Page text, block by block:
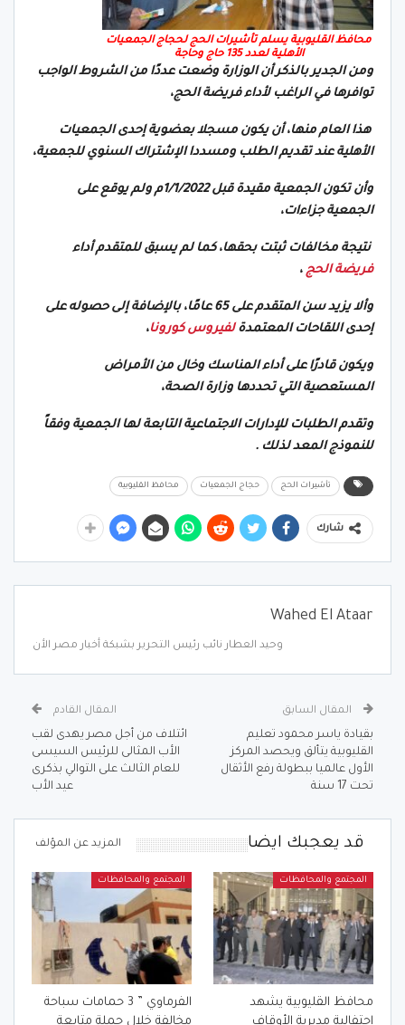
محافظ القليوبية يسلم تأشيرات الحج لحجاج الجمعيات
الأهلية لعدد 135 حاج وحاجة
ومن الجدير بالذكر أن الوزارة وضعت عددًا من الشروط الواجب
توافرها في الراغب لأداء فريضة الحج،
هذا العام منها، أن يكون مسجلا بعضوية إحدى الجمعيات
الأهلية عند تقديم الطلب ومسددا الإشتراك السنوي للجمعية،
وأن تكون الجمعية مقيدة قبل 1/1/2022م ولم يوقع على
الجمعية جزاءات،
نتيجة مخالفات ثبتت بحقها، كما لم يسبق للمتقدم أداء
فريضة الحج ،
وألا يزيد سن المتقدم على 65 عامًا، بالإضافة إلى حصوله على
إحدى اللقاحات المعتمدةلفيروس كورونا،
ويكون قادرًا على أداء المناسك وخال من الأمراض
المستعصية التي تحددها وزارة الصحة،
وتقدم الطلبات للإدارات الاجتماعية التابعة لها الجمعية وفقاً
للنموذج المعد لذلك .
تأشيرات الحج حجاج الجمعيات محافظ القليوبية
شارك
Wahed El Ataar
وحيد العطار نائب رئيس التحرير بشبكة أخبار مصر الأن
المقال السابق
بقيادة ياسر محمود تعليم
القليوبية يتألق ويحصد المركز
الأول عالميا ببطولة رفع الأثقال
تحت 17 سنة
المقال القادم
ائتلاف من أجل مصر يهدى لقب
الأب المثالى للرئيس السيسى
للعام الثالث على التوالي بذكرى
عيد الأب
قد يعجبك ايضا المزيد عن المؤلف
المجتمع والمحافظات
محافظ القليوبية يشهد
احتفالية مديرية الأوقاف
المجتمع والمحافظات
الفرماوي ” 3 حمامات سباحة
مخالفة خلال حملة متابعة